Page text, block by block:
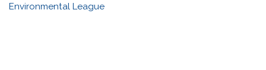
Environmental League